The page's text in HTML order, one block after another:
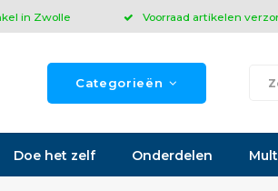
in Zwolle Voorraad artikelen
Categorieën
Doe het zelf Onderdelen